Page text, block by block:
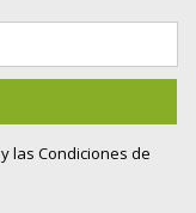
y las Condiciones de